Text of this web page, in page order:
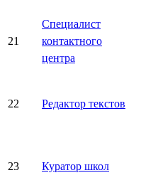
21
Специалист
контактного
центра
22 Редактор текстов
23 Куратор школ